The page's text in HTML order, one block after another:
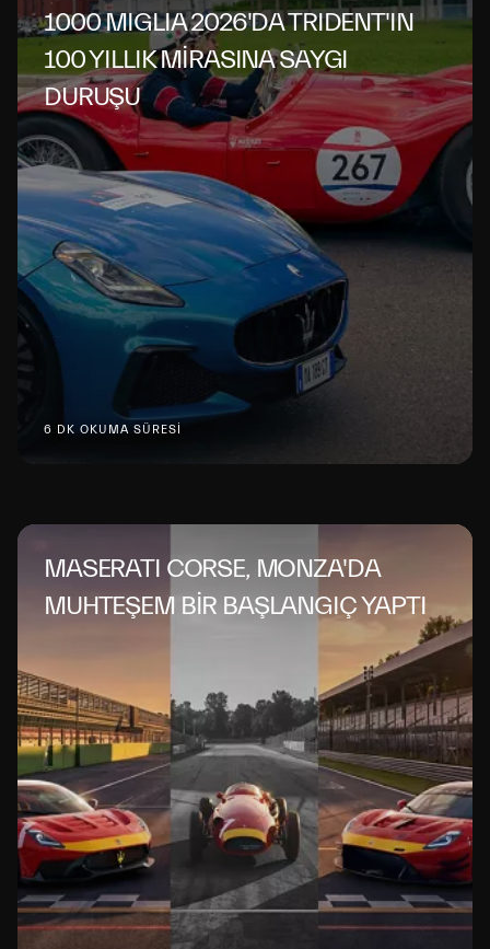
1000 MIGLIA 2026'DA TRIDENT'IN
100 YILLIK MİRASINA SAYGI
DURUŞU
6 DK OKUMA SÜRESİ
MASERATI CORSE, MONZA'DA
MUHTEŞEM BİR BAŞLANGIÇ YAPTI